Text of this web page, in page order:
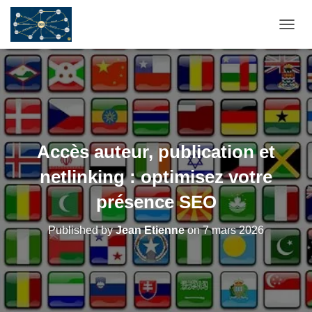
Accès auteur, publication et
netlinking : optimisez votre
présence SEO
Published byJean Etienneon7 mars 2026